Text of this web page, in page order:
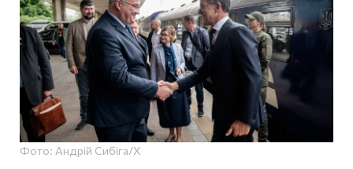
Фото: Андрій Сибіга/Х